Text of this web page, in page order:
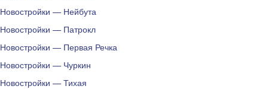
Новостройки — Нейбута
Новостройки — Патрокл
Новостройки — Первая Речка
Новостройки — Чуркин
Новостройки — Тихая